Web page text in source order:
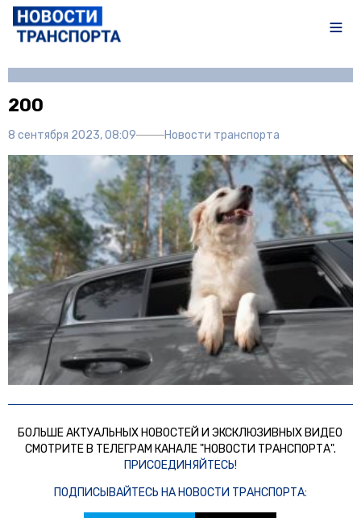
200
8 сентября 2023, 08:09 Новости транспорта
БОЛЬШЕ АКТУАЛЬНЫХ НОВОСТЕЙ И ЭКСКЛЮЗИВНЫХ ВИДЕО
СМОТРИТЕ В ТЕЛЕГРАМ КАНАЛЕ "НОВОСТИ ТРАНСПОРТА".
ПРИСОЕДИНЯЙТЕСЬ!
ПОДПИСЫВАЙТЕСЬ НА НОВОСТИ ТРАНСПОРТА: